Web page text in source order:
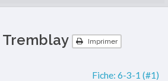
Tremblay Imprimer
Fiche: 6-3-1 (#1)